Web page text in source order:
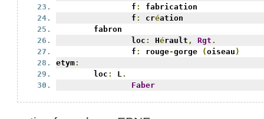
		f
:
fabrication
		f
: création
	fabron
		loc
: Hérault , Rgt .
		f
: rouge-gorge (oiseau )
etym:
	loc
: L .
Faber